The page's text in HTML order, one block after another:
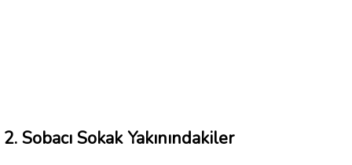
2. Sobacı Sokak Yakınındakiler